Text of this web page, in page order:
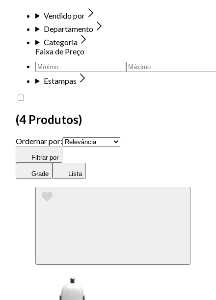
Vendido por
Departamento
Categoria
Faixa de Preço
Estampas
(4 Produtos)
Ordernar por:
Filtrar por
Grade Lista